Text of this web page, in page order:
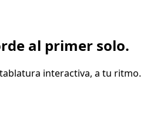
al primer solo.
interactiva, a tu ritmo.